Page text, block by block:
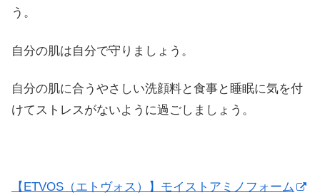
う。
自分の肌は自分で守りましょう。
自分の肌に合うやさしい洗顔料と食事と睡眠に気を付
けてストレスがないように過ごしましょう。
【ETVOS（エトヴォス）】モイストアミノフォーム